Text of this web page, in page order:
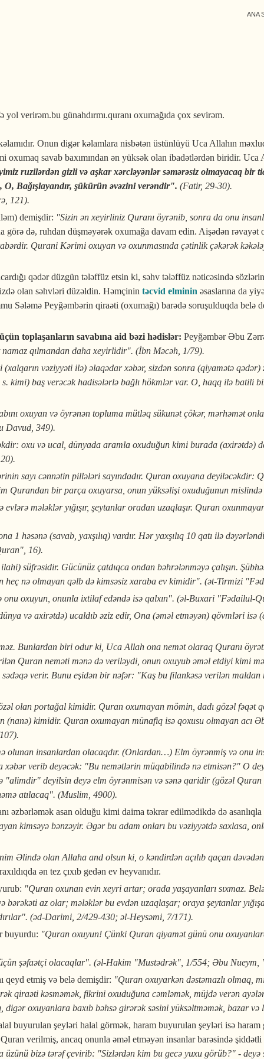
ANA
verirəm.bu günahdırmı.quranı oxumağıda çox sevirəm.
Onun digər kəlamlara nisbətən üstünlüyü Uca Allahın
savab baxımından ən yüksək olan ibadətlərdən biridir.
ruzilərdən gizli və aşkar xərcləyənlər səmərəsiz olmayacaq
Bağışlayandır, şükürün əvəzini verəndir". (Fatir, 29-30).
121).
demişdir: "Sizin ən xeyirliniz Quranı öyrənib, sonra da onu
də, ruhdan düşməyərək oxumağa davam edin. Aişədən
Qurani Kərimi oxuyan və oxunmasında çətinlik çəkərək
qədər düzgün tələffüz etsin ki, səhv tələffüz nəticəsində
olan səhvləri düzəldin. Həmçinin təcvid elminin əsaslarına da
Sələmə Peyğəmbərin qiraəti (oxumağı) barədə soruşulduqda belə
toplaşanların savabına aid bəzi hədislər: Peyğəmbər Əbu
qılmandan daha xeyirlidir". (İbn Məcəh, 1/79).
vəziyyəti ilə) əlaqədar xəbər, sizdən sonra (qiyamətə
kimi) baş verəcək hadisələrlə bağlı hökmlər var. O, haqq ilə batili
oxuyan və öyrənən topluma mütləq sükunət çökər, mərhəmət
Davud, 349).
oxu və ucal, dünyada aramla oxuduğun kimi burada (axirətdə)
sayı cənnətin pillələri sayındadır. Quran oxuyana
Qurandan bir parça oxuyarsa, onun yüksəlişi oxuduğunun
mələklər yığışır, şeytanlar oradan uzaqlaşır. Quran
1 həsənə (savab, yaxşılıq) vardır. Hər yaxşılıq 10 qatı ilə
16).
süfrəsidir. Gücünüz çatdıqca ondan bəhrələnməyə çalışın.
heç nə olmayan qəlb də kimsəsiz xaraba ev kimidir". (ət-Tirmizi
oxuyun, onunla ixtilaf edəndə isə qalxın". (əl-Buxari "Fədailul-
və axirətdə) ucaldıb əziz edir, Ona (əməl etməyən) qövmləri
Bunlardan biri odur ki, Uca Allah ona nemət olaraq Quranı
Quran neməti mənə də veriləydi, onun oxuyub əməl etdiyi kimi
verir. Bunu eşidən bir nəfər: "Kaş bu filankəsə verilən
olan portağal kimidir. Quran oxumayan mömin, dadı gözəl
kimidir. Quran oxumayan münafiq isə qoxusu olmayan acı
olunan insanlardan olacaqdır. (Onlardan…) Elm öyrənmiş və onu
verib deyəcək: "Bu nemətlərin müqabilində nə etmisən?" O
deyilsin deyə elm öyrənmisən və sənə qaridir (gözəl
atılacaq". (Muslim, 4900).
əzbərləmək asan olduğu kimi daima təkrar edilmədikdə də
kimsəyə bənzəyir. Əgər bu adam onları bu vəziyyətdə saxlasa,
Əlində olan Allaha and olsun ki, o kəndirdən açılıb qaçan
ən tez çıxıb gedən ev heyvanıdır.
"Quran oxunan evin xeyri artar; orada yaşayanları sıxmaz.
az olar; mələklər bu evdən uzaqlaşar; oraya şeytanlar
(əd-Darimi, 2/429-430; əl-Heysəmi, 7/171).
buyurdu: "Quran oxuyun! Çünki Quran qiyamət günü onu
şəfaətçi olacaqlar". (əl-Hakim "Mustədrək", 1/554; Əbu
qeyd etmiş və belə demişdir: "Quran oxuyarkən dəstəmazlı olmaq,
qiraəti kəsməmək, fikrini oxuduğuna cəmləmək, müjdə verən
digər oxuyanlara baxıb bəhsə girərək səsini yüksəltməmək, bazar
buyurulan şeyləri halal görmək, haram buyurulan şeyləri isə haram
verilmiş, ancaq onunla əməl etməyən insanlar barəsində
üzünü bizə tərəf çevirib: "Sizlərdən kim bu gecə yuxu görüb?" -